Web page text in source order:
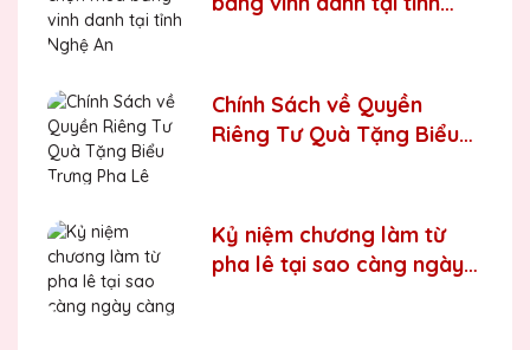
Chính Sách về Quyền
Riêng Tư Quà Tặng Biểu
Kỷ niệm chương làm từ
pha lê tại sao càng ngày